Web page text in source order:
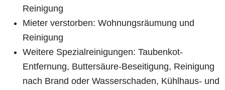
Reinigung
Mieter verstorben: Wohnungsräumung und
Reinigung
Weitere Spezialreinigungen: Taubenkot-
Entfernung, Buttersäure-Beseitigung, Reinigung
nach Brand oder Wasserschaden, Kühlhaus- und